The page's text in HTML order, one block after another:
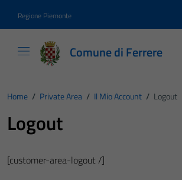
Regione Piemonte
Comune di Ferrere
Home / Private Area / Il Mio Account / Logout
Logout
[customer-area-logout /]